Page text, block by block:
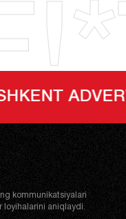
kommunikatsiyalari
loyihalarini aniqlaydi.